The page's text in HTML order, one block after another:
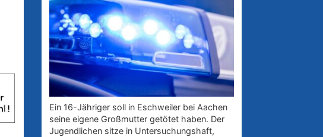
Ein 16-Jähriger soll in Eschweiler bei Aachen
seine eigene Großmutter getötet haben. Der
Jugendlichen sitze in Untersuchungshaft,